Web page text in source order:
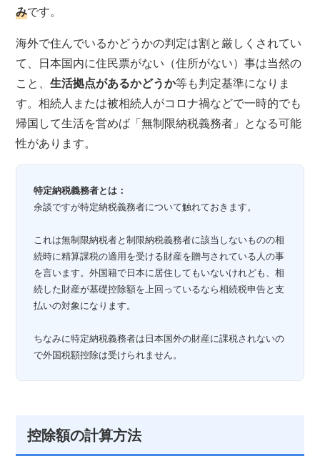
みです。
海外で住んでいるかどうかの判定は割と厳しくされてい
て、日本国内に住民票がない（住所がない）事は当然の
こと、生活拠点があるかどうか等も判定基準になりま
す。相続人または被相続人がコロナ禍などで一時的でも
帰国して生活を営めば「無制限納税義務者」となる可能
性があります。
特定納税義務者とは：
余談ですが特定納税義務者について触れておきます。
これは無制限納税者と制限納税義務者に該当しないものの相
続時に精算課税の適用を受ける財産を贈与されている人の事
を言います。外国籍で日本に居住してもいないけれども、相
続した財産が基礎控除額を上回っているなら相続税申告と支
払いの対象になります。
ちなみに特定納税義務者は日本国外の財産に課税されないの
で外国税額控除は受けられません。
控除額の計算方法